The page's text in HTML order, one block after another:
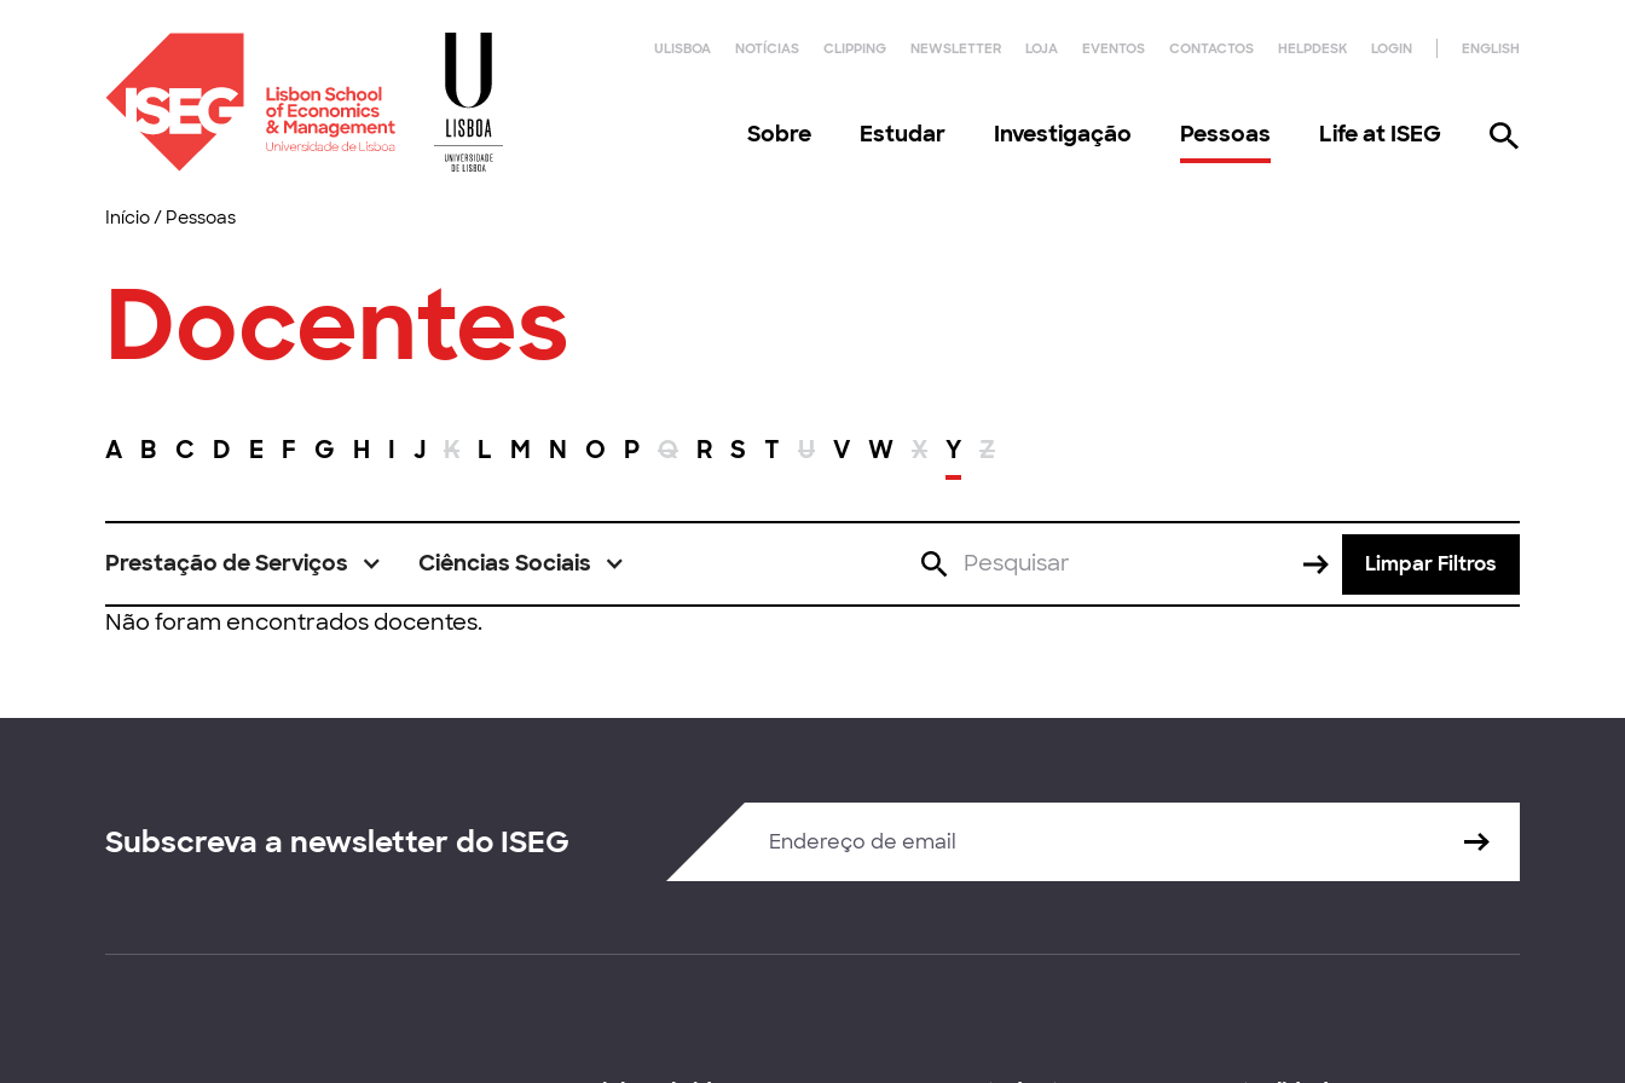
ULISBOA NOTÍCIAS CLIPPING NEWSLETTER LOJA EVENTOS CONTACTOS HELPDESK LOGIN ENGLISH
Sobre Estudar Investigação Pessoas Life at ISEG
Início/ Pessoas
Docentes
A B C D E F G H I J K L M N O P Q R S T U V W X Y Z
Prestação de Serviços Ciências Sociais Limpar Filtros
Não foram encontrados docentes.
Subscreva a newsletter do ISEG